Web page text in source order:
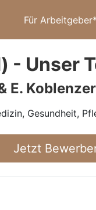
Für
Unser
E.
Gesundheit,
Jetzt